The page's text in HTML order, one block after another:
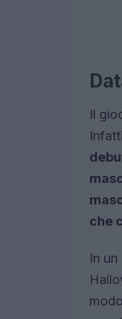
Il
che
In